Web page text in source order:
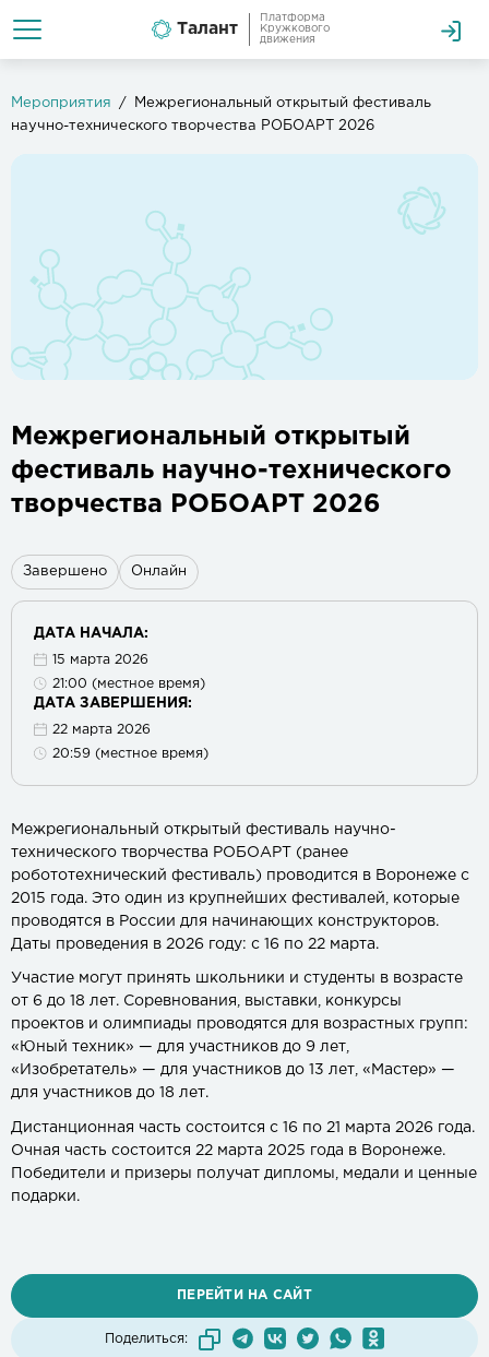
Талант
Платформа
Кружкового
движения
Мероприятия
Межрегиональный открытый фестиваль
научно-технического творчества РОБОАРТ 2026
Межрегиональный открытый
фестиваль научно-технического
творчества РОБОАРТ 2026
Завершено Онлайн
ДАТА НАЧАЛА:
15 марта 2026
21:00 (местное время)
ДАТА ЗАВЕРШЕНИЯ:
22 марта 2026
20:59 (местное время)
Межрегиональный открытый фестиваль научно-
технического творчества РОБОАРТ (ранее
робототехнический фестиваль) проводится в Воронеже с
2015 года. Это один из крупнейших фестивалей, которые
проводятся в России для начинающих конструкторов.
Даты проведения в 2026 году: с 16 по 22 марта.
Участие могут принять школьники и студенты в возрасте
от 6 до 18 лет. Соревнования, выставки, конкурсы
проектов и олимпиады проводятся для возрастных групп:
«Юный техник» — для участников до 9 лет,
«Изобретатель» — для участников до 13 лет, «Мастер» —
для участников до 18 лет.
Дистанционная часть состоится с 16 по 21 марта 2026 года.
Очная часть состоится 22 марта 2025 года в Воронеже.
Победители и призеры получат дипломы, медали и ценные
подарки.
ПЕРЕЙТИ НА САЙТ
Поделиться: